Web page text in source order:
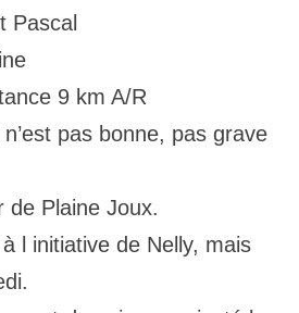
Pascal
9 km A/R
pas bonne, pas grave
de Plaine Joux.
l initiative de Nelly, mais